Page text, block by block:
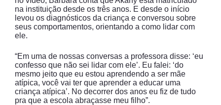
na instituição desde os três anos. E desde o início
levou os diagnósticos da criança e conversou sobre
seus comportamentos, orientando a como lidar com
ele.
“Em uma de nossas conversas a professora disse: ‘eu
confesso que não sei lidar com ele’. Eu falei: ‘do
mesmo jeito que eu estou aprendendo a ser mãe
atípica, você vai ter que aprender a educar uma
criança atípica’. No decorrer dos anos eu fiz de tudo
pra que a escola abraçasse meu filho”.